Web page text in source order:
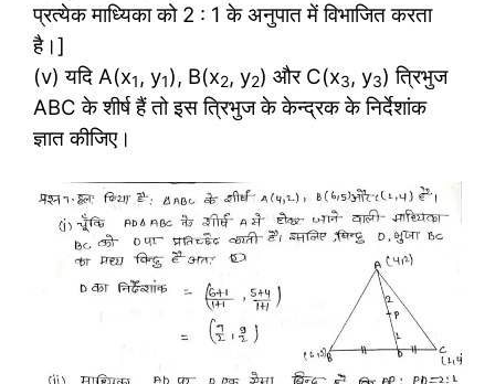
प्रत्येक माध्यिका को 2 : 1 के अनुपात में विभाजित करता
है।]
(v) यदि A(x1, y1), B(x2, y2) और C(x3, y3) त्रिभुज
ABC के शीर्ष हैं तो इस त्रिभुज के केन्द्रक के निर्देशांक
ज्ञात कीजिए।